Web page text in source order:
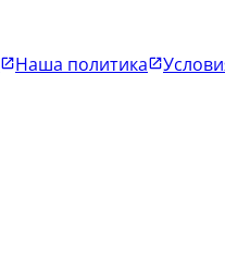
Наша политика